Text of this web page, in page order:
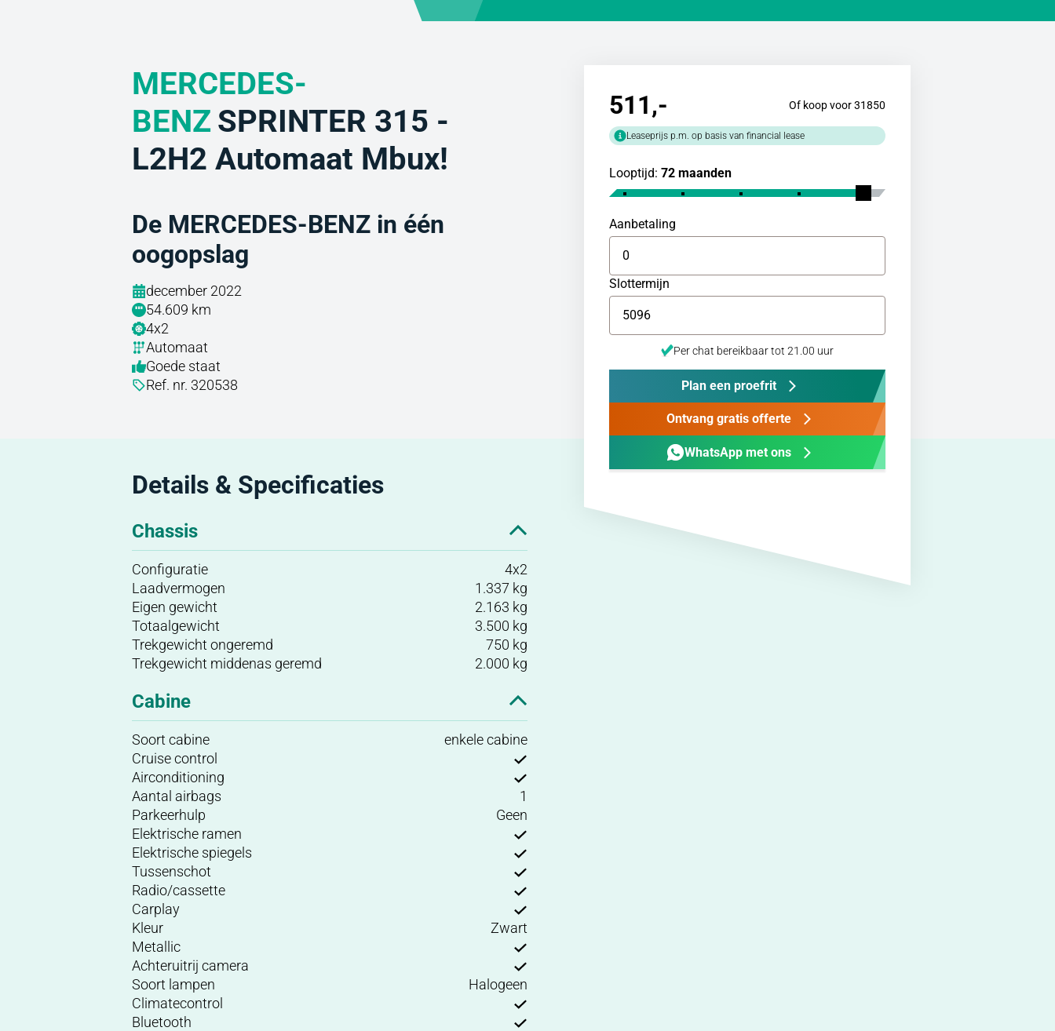
MERCEDES-
BENZSPRINTER 315 -
L2H2 Automaat Mbux!
De MERCEDES-BENZ in één
oogopslag
december 2022
54.609 km
4x2
Automaat
Goede staat
Ref. nr. 320538
Details & Specificaties
Chassis
Configuratie
4x2
Laadvermogen
1.337 kg
Eigen gewicht
2.163 kg
Totaalgewicht
3.500 kg
Trekgewicht ongeremd
750 kg
Trekgewicht middenas geremd
2.000 kg
Cabine
Soort cabine
enkele cabine
Cruise control
Airconditioning
Aantal airbags
1
Parkeerhulp
Geen
Elektrische ramen
Elektrische spiegels
Tussenschot
Radio/cassette
Carplay
Kleur
Zwart
Metallic
Achteruitrij camera
Soort lampen
Halogeen
Climatecontrol
Bluetooth
511,- Of koop voor 31850
Leaseprijs p.m. op basis van financial lease
Looptijd: 72 maanden
Aanbetaling
Slottermijn
Per chat bereikbaar tot 21.00 uur
Plan een proefrit
Ontvang gratis offerte
WhatsApp met ons